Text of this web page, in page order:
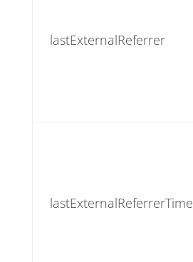
lastExternalReferrer
lastExternalReferrerTime